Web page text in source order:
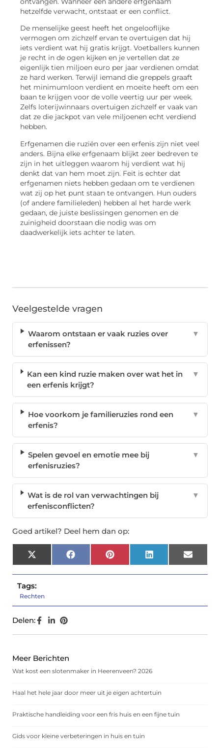
hetzelfde verwacht, ontstaat er een conflict.
De menselijke geest heeft het ongelooflijke
vermogen om zichzelf ervan te overtuigen dat hij
iets verdient wat hij gratis krijgt. Voetballers kunnen
je recht in de ogen kijken en je vertellen dat ze
eigenlijk tien miljoen euro per jaar verdienen omdat
ze hard werken. Terwijl iemand die greppels graaft
het minimumloon verdient en moeite heeft om een
baan te krijgen voor de volle veertig uur per week.
Zelfs loterijwinnaars overtuigen zichzelf er vaak van
dat ze die jackpot van vele miljoenen echt verdiend
hebben.
Erfgenamen die ruziën over een erfenis zijn niet veel
anders. Bijna elke erfgenaam blijkt zeer bedreven te
zijn in het uitleggen waarom hij verdient wat hij
denkt dat van hem moet zijn. Feit is echter dat
erfgenamen niets hebben gedaan om te verdienen
wat zij op het punt staan te ontvangen. Hun ouders
(of andere familieleden) hebben al het harde werk
gedaan, de juiste beslissingen genomen en de
zuinigheid doorstaan die nodig was om
daadwerkelijk iets achter te laten.
Veelgestelde vragen
Waarom ontstaan er vaak ruzies over
erfenissen?
▼
Kan een kind ruzie maken over wat het in
een erfenis krijgt?
▼
Hoe voorkom je familieruzies rond een
erfenis?
▼
Spelen gevoel en emotie mee bij
erfenisruzies?
▼
Wat is de rol van verwachtingen bij
erfenisconflicten?
▼
Goed artikel? Deel hem dan op:
X
(Twitter)
FacebookPinterest LinkedIn Email
Tags:
Rechten
Delen:
Meer Berichten
Wat kost een slotenmaker in Heerenveen? 2026
Haal het hele jaar door meer uit je eigen achtertuin
Praktische handleiding voor een fris huis en een fijne tuin
Gids voor kleine verbeteringen in huis en tuin